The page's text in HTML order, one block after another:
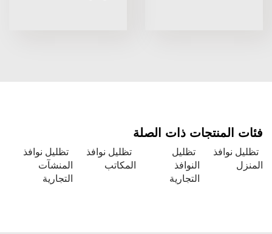
فئات المنتجات ذات الصلة
تظليل نوافذ
المنزل
تظليل
النوافذ
التجارية
تظليل نوافذ
المكاتب
تظليل نوافذ
المنشآت
التجارية